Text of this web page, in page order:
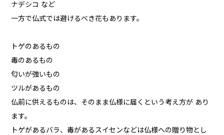
ナデシコ など
一方で仏式では避けるべき花もあります。
トゲのあるもの
毒のあるもの
匂いが強いもの
ツルがあるもの
仏前に供えるものは、そのまま仏様に届くという考え方が あり
ます。
トゲがあるバラ、毒があるスイセンなどは仏様への贈り物とし